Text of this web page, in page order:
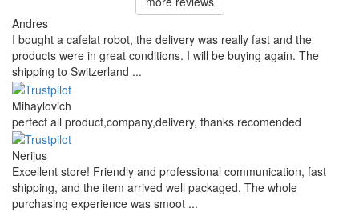
Andres
I bought a cafelat robot, the delivery was really fast and the
products were in great conditions. I will be buying again. The
shipping to Switzerland ...
Mihaylovich
perfect all product,company,delivery, thanks recomended
Nerijus
Excellent store! Friendly and professional communication, fast
shipping, and the item arrived well packaged. The whole
purchasing experience was smoot ...